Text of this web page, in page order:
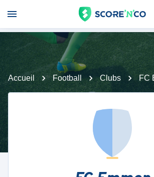
Accueil Football Clubs FC